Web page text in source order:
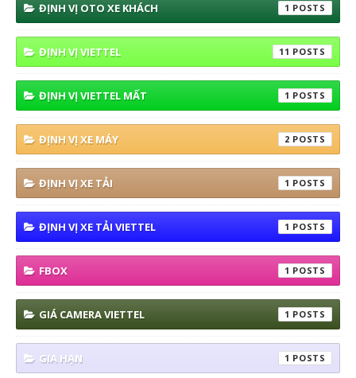
ĐỊNH VỊ OTO XE KHÁCH 1
ĐỊNH VỊ VIETTEL 11
ĐỊNH VỊ VIETTEL MẤT 1
ĐỊNH VỊ XE MÁY 2
ĐỊNH VỊ XE TẢI 1
ĐỊNH VỊ XE TẢI VIETTEL 1
FBOX 1
GIÁ CAMERA VIETTEL 1
GIA HẠN 1